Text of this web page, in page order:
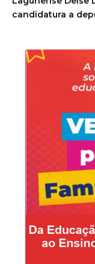
candidatura a